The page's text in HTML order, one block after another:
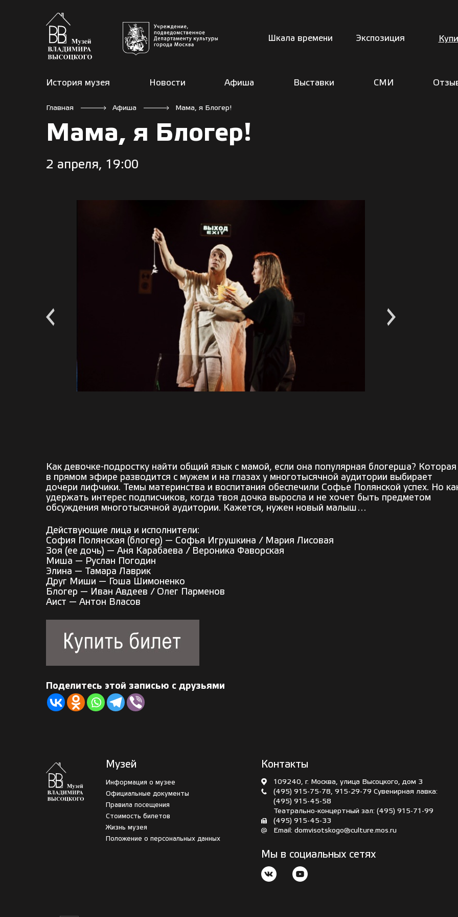
Шкала времени Экспозиция
История музея Новости Афиша Выставки СМИ
Главная Афиша Мама, я Блогер!
Мама, я Блогер!
2 апреля, 19:00
Как девочке-подростку найти общий язык с мамой, если она популярная блогерша? Которая
в прямом эфире разводится с мужем и на глазах у многотысячной аудитории выбирает
дочери лифчики. Темы материнства и воспитания обеспечили Софье Полянской успех. Но
удержать интерес подписчиков, когда твоя дочка выросла и не хочет быть предметом
обсуждения многотысячной аудитории. Кажется, нужен новый малыш…
Действующие лица и исполнители:
София Полянская (блогер) — Софья Игрушкина / Мария Лисовая
Зоя (ее дочь) — Аня Карабаева / Вероника Фаворская
Миша — Руслан Погодин
Элина — Тамара Лаврик
Друг Миши — Гоша Шимоненко
Блогер — Иван Авдеев / Олег Парменов
Аист — Антон Власов
Поделитесь этой записью с друзьями
Музей
Информация о музее
Официальные документы
Правила посещения
Стоимость билетов
Жизнь музея
Положение о персональных данных
Контакты
109240, г. Москва, улица Высоцкого, дом 3
(495) 915-75-78, 915-29-79 Сувенирная лавка:
(495) 915-45-58
Театрально-концертный зал: (495) 915-71-99
(495) 915-45-33
Email: domvisotskogo@culture.mos.ru
Мы в социальных сетях